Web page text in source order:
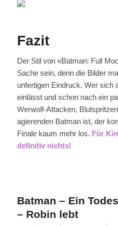
Fazit
Der Stil von «Batman: Full
Sache sein, denn die Bilder
unfertigen Eindruck. Wer sich
einlässt und schon nach ein
Werwolf-Attacken,
agierenden Batman ist, der
Finale kaum mehr los. Für
definitiv nichts!
Batman – Ein
– Robin lebt